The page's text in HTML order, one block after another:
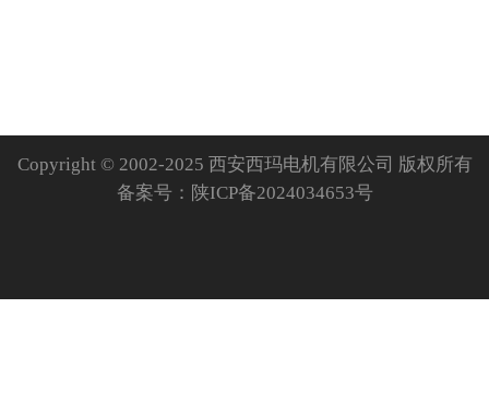
Copyright © 2002-2025 西安西玛电机有限公司 版权所有
备案号： 陕ICP备2024034653号